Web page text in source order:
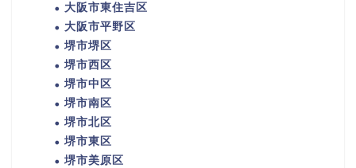
大阪市東住吉区
大阪市平野区
堺市堺区
堺市西区
堺市中区
堺市南区
堺市北区
堺市東区
堺市美原区